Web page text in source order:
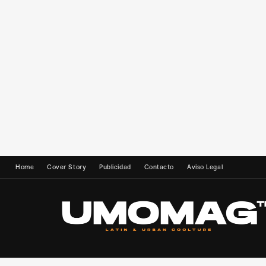
Home Cover Story Publicidad Contacto Aviso Legal